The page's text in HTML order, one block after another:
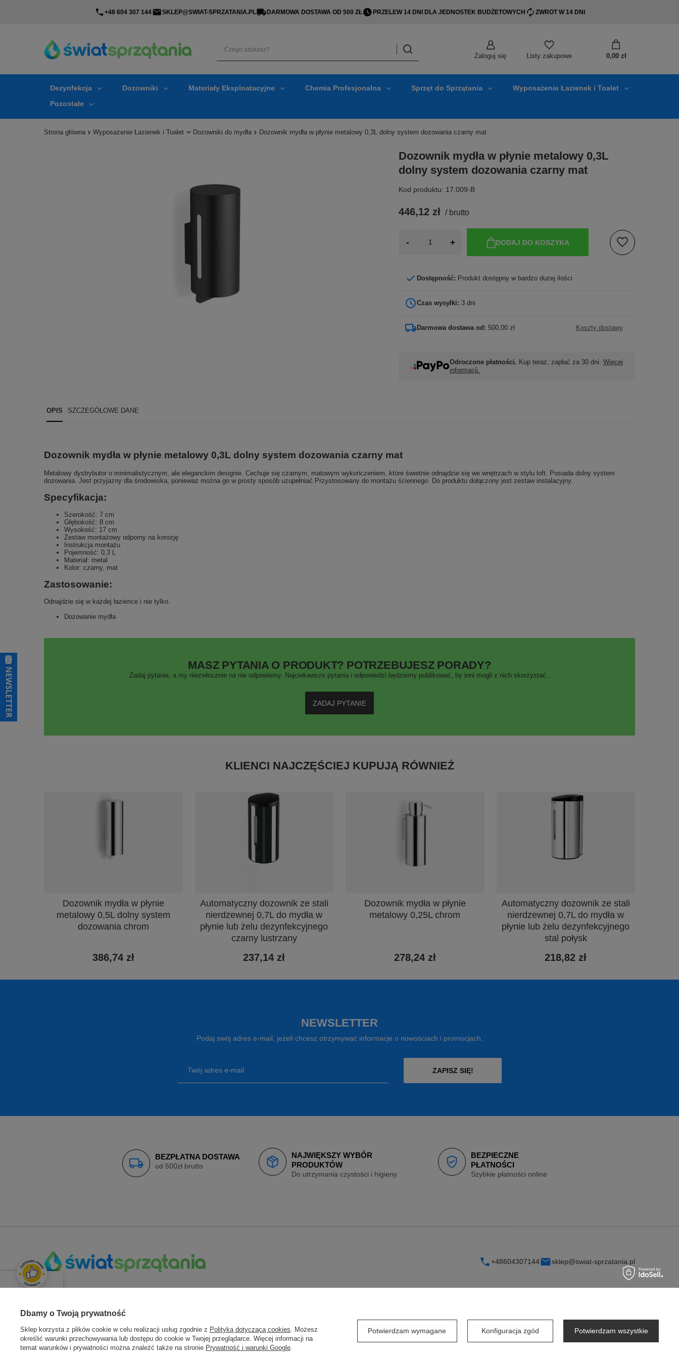
Świetnie
Łącznie opinii:
133 opinii
+48 604 307 144 SKLEP@SWIAT-SPRZATANIA.PL DARMOWA DOSTAWA OD 500 ZŁ PRZELEW 14 DNI DLA JEDNOSTEK BUDŻETOWYCH ZWROT W 14 DNI
Zaloguj się Listy zakupowe 0,00 zł
Dezynfekcja Dozowniki Materiały Eksploatacyjne Chemia Profesjonalna Sprzęt do Sprzątania
Wyposażenie Łazienek i Toalet
Pozostałe
Strona główna Wyposażenie Łazienek i Toalet Dozowniki do mydła Dozownik mydła w płynie metalowy 0,3L dolny system dozowania czarny mat
Dozownik mydła w płynie metalowy 0,3L
dolny system dozowania czarny mat
Kod produktu: 17.009-B
446,12 zł / brutto
- + DODAJ DO KOSZYKA
Dostępność: Produkt dostępny w bardzo dużej ilości
Czas wysyłki: 3 dni
Darmowa dostawa od: 500,00 zł Koszty dostawy
Odroczone płatności. Kup teraz, zapłać za 30 dni. Więcej
informacji.
OPIS SZCZEGÓŁOWE DANE
Dozownik mydła w płynie metalowy 0,3L dolny system dozowania czarny mat
Metalowy dystrybutor o minimalistycznym, ale eleganckim designie. Cechuje się czarnym, matowym wykończeniem, które świetnie odnajdzie się we wnętrzach w stylu loft. Posiada dolny system
dozowania. Jest przyjazny dla środowiska, ponieważ można go w prosty sposób uzupełniać.Przystosowany do montażu ściennego. Do produktu dołączony jest zestaw instalacyjny.
Specyfikacja:
Szerokość: 7 cm
Głębokość: 8 cm
Wysokość: 17 cm
Zestaw montażowy odporny na korozję
Instrukcja montażu
Pojemność: 0,3 L
Materiał: metal
Kolor: czarny, mat
Zastosowanie:
Odnajdzie się w każdej łazience i nie tylko.
Dozowanie mydła
MASZ PYTANIA O PRODUKT? POTRZEBUJESZ PORADY?
Zadaj pytanie, a my niezwłocznie na nie odpowiemy. Najciekawsze pytania i odpowiedzi będziemy publikować, by inni mogli z nich skorzystać..
ZADAJ PYTANIE
KLIENCI NAJCZĘŚCIEJ KUPUJĄ RÓWNIEŻ
Dozownik mydła w płynie
metalowy 0,5L dolny system
dozowania chrom
386,74 zł
Automatyczny dozownik ze stali
nierdzewnej 0,7L do mydła w
płynie lub żelu dezynfekcyjnego
czarny lustrzany
237,14 zł
Dozownik mydła w płynie
metalowy 0,25L chrom
278,24 zł
Automatyczny dozownik ze stali
nierdzewnej 0,7L do mydła w
płynie lub żelu dezynfekcyjnego
stal połysk
218,82 zł
NEWSLETTER
Podaj swój adres e-mail, jeżeli chcesz otrzymywać informacje o nowościach i promocjach.
Twój adres e-mail ZAPISZ SIĘ!
BEZPŁATNA DOSTAWA
od 500zł brutto
NAJWIĘKSZY WYBÓR
PRODUKTÓW
Do utrzymania czystości i higieny
BEZPIECZNE
PŁATNOŚCI
Szybkie płatności online
+48604307144 sklep@swiat-sprzatania.pl
ZAMÓWIENIA
Status zamówienia
Zarejestruj się
REGULAMINY
Wysyłka
INFORMACJE
O firmie
Dbamy o Twoją prywatność
Sklep korzysta z plików cookie w celu realizacji usług zgodnie z Polityką dotyczącą cookies . Możesz
określić warunki przechowywania lub dostępu do cookie w Twojej przeglądarce. Więcej informacji na
temat warunków i prywatności można znaleźć także na stronie Prywatność i warunki Google
Potwierdzam wymagane Konfiguracja zgód Potwierdzam wszystkie